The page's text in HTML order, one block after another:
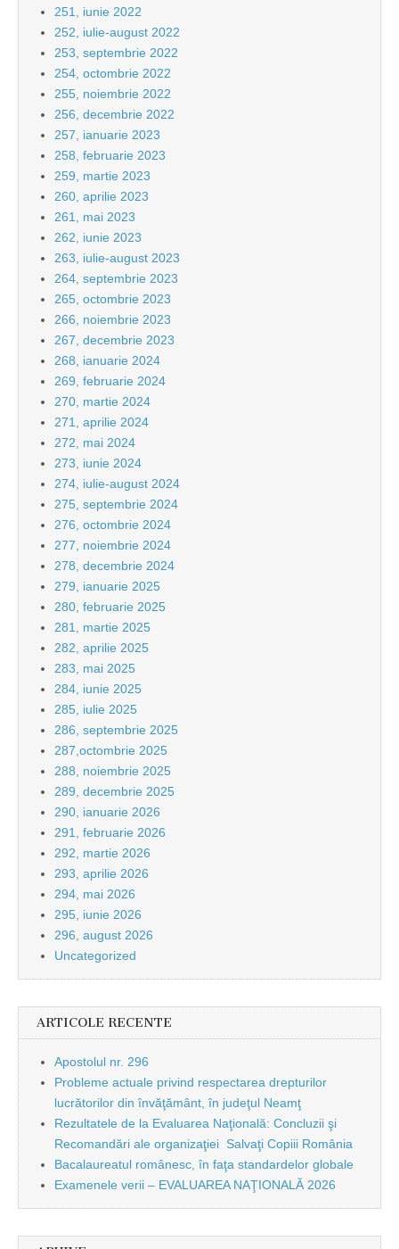
251, iunie 2022
252, iulie-august 2022
253, septembrie 2022
254, octombrie 2022
255, noiembrie 2022
256, decembrie 2022
257, ianuarie 2023
258, februarie 2023
259, martie 2023
260, aprilie 2023
261, mai 2023
262, iunie 2023
263, iulie-august 2023
264, septembrie 2023
265, octombrie 2023
266, noiembrie 2023
267, decembrie 2023
268, ianuarie 2024
269, februarie 2024
270, martie 2024
271, aprilie 2024
272, mai 2024
273, iunie 2024
274, iulie-august 2024
275, septembrie 2024
276, octombrie 2024
277, noiembrie 2024
278, decembrie 2024
279, ianuarie 2025
280, februarie 2025
281, martie 2025
282, aprilie 2025
283, mai 2025
284, iunie 2025
285, iulie 2025
286, septembrie 2025
287,octombrie 2025
288, noiembrie 2025
289, decembrie 2025
290, ianuarie 2026
291, februarie 2026
292, martie 2026
293, aprilie 2026
294, mai 2026
295, iunie 2026
296, august 2026
Uncategorized
ARTICOLE RECENTE
Apostolul nr. 296
Probleme actuale privind respectarea drepturilor
lucrătorilor din învăţământ, în judeţul Neamţ
Rezultatele de la Evaluarea Naţională: Concluzii şi
Recomandări ale organizaţiei Salvaţi Copiii România
Bacalaureatul românesc, în faţa standardelor globale
Examenele verii – EVALUAREA NAŢIONALĂ 2026